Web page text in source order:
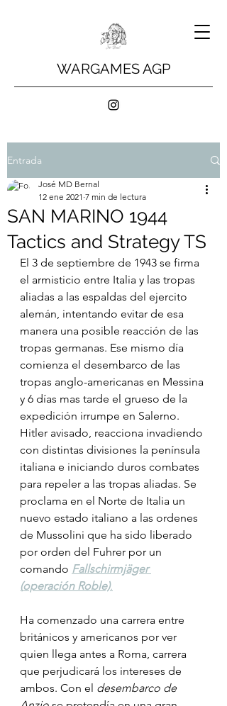
WARGAMES AGP
Entrada
SAN MARINO 1944
Tactics and Strategy TS
José MD Bernal
12 ene 2021 7 min de lectura
El 3 de septiembre de 1943 se firma
el armisticio entre Italia y las tropas
aliadas a las espaldas del ejercito
alemán, intentando evitar de esa
manera una posible reacción de las
tropas germanas. Ese mismo día
comienza el desembarco de las
tropas anglo-americanas en Messina
y 6 días mas tarde el grueso de la
expedición irrumpe en Salerno.
Hitler avisado, reacciona invadiendo
con distintas divisiones la península
italiana e iniciando duros combates
para repeler a las tropas aliadas. Se
proclama en el Norte de Italia un
nuevo estado italiano a las ordenes
de Mussolini que ha sido liberado
por orden del Fuhrer por un
comando Fallschirmjäger
(operación Roble).
Ha comenzado una carrera entre
británicos y americanos por ver
quien llega antes a Roma, carrera
que perjudicará los intereses de
ambos. Con el desembarco de